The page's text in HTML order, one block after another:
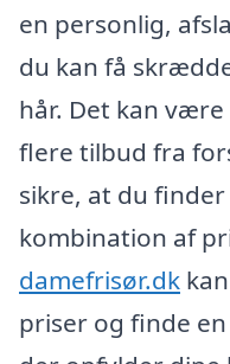
en personlig,
du kan få
hår. Det kan
flere tilbud fra
sikre, at du
kombination af
damefrisør.dk
priser og finde